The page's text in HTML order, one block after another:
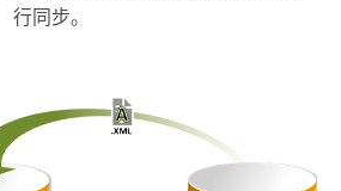
行同步。